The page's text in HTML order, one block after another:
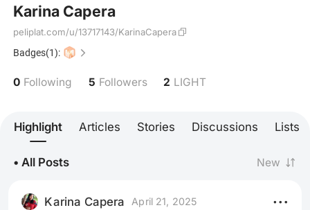
Karina Capera
peliplat.com/u/13717143/KarinaCapera
Badges(1):
0 Following 5 Followers 2 LIGHT
Highlight Articles Stories Discussions Lists
• All Posts New
Karina Capera April 21, 2025